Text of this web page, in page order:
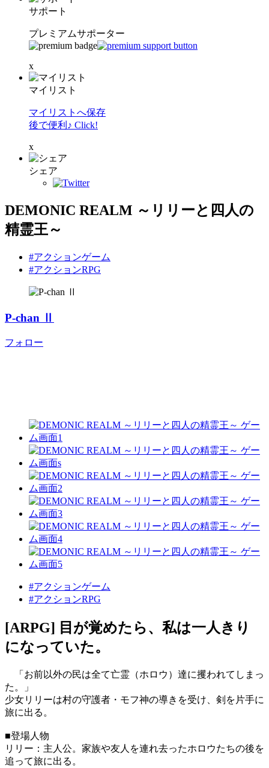
サポート
プレミアムサポーター
x
マイリスト
マイリストへ保存
後で便利♪ Click!
x
シェア
DEMONIC REALM ～リリーと四人の
精霊王～
#アクションゲーム
#アクションRPG
P-chan Ⅱ
フォロー
#アクションゲーム
#アクションRPG
[ARPG] 目が覚めたら、私は一人きり
になっていた。
「お前以外の民は全て亡霊（ホロウ）達に攫われてしまっ
た。」
少女リリーは村の守護者・モフ神の導きを受け、剣を片手に
旅に出る。
■登場人物
リリー：主人公。家族や友人を連れ去ったホロウたちの後を
追って旅に出る。